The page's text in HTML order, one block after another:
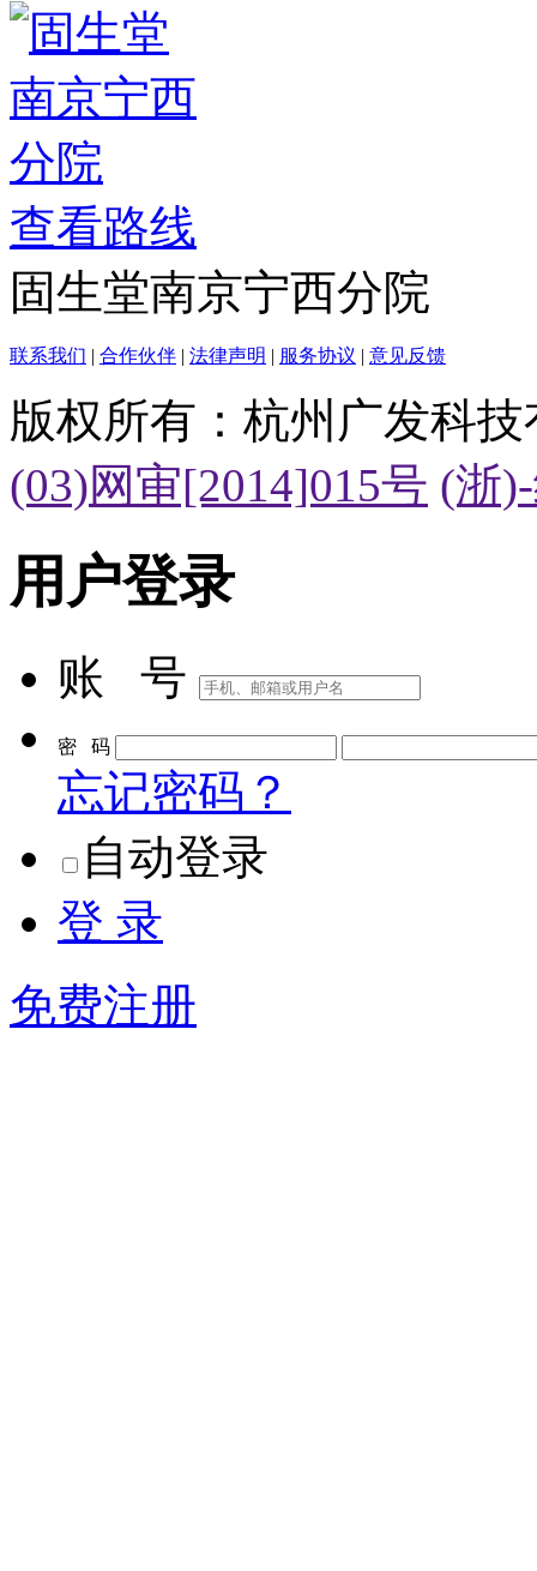
查看路线
固生堂南京宁西分院
联系我们 | 合作伙伴 | 法律声明 | 服务协议 | 意见反馈
版权所有：杭州广发科
(03)网审[2014]015号 (浙
用户登录
账 号
密 码
忘记密码？
自动登录
登 录
免费注册